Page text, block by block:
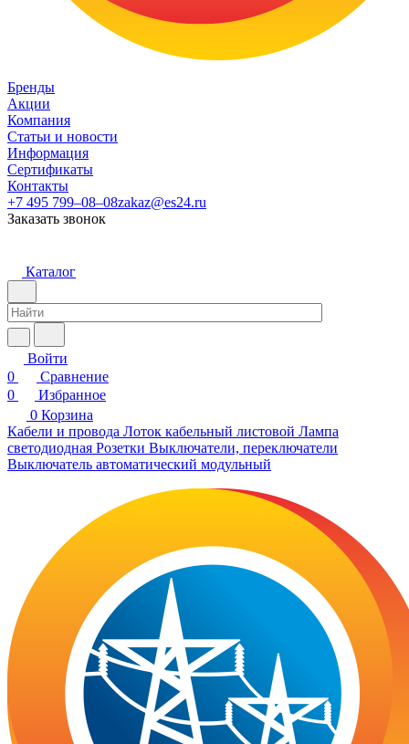
Бренды
Акции
Компания
Статьи и новости
Информация
Сертификаты
Контакты
+7 495 799–08–08zakaz@es24.ru
Заказать звонок
Каталог
Войти
0
Сравнение
0
Избранное
0 Корзина
Кабели и провода Лоток кабельный листовой Лампа
светодиодная Розетки Выключатели, переключатели
Выключатель автоматический модульный